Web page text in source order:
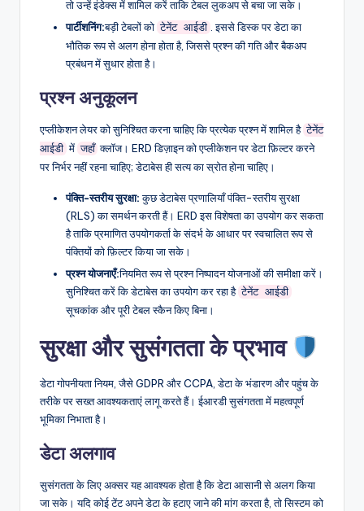
तो उन्हें इंडेक्स में शामिल करें ताकि टेबल लुकअप से बचा जा सके।
पार्टीशनिंग:बड़ी टेबलों को टेनेंट आईडी
. इससे डिस्क पर डेटा का
भौतिक रूप से अलग होना होता है, जिससे प्रश्न की गति और बैकअप
प्रबंधन में सुधार होता है।
प्रश्न अनुकूलन
एप्लीकेशन लेयर को सुनिश्चित करना चाहिए कि प्रत्येक प्रश्न में शामिल है टेनेंट
आईडी में जहाँ क्लॉज। ERD डिज़ाइन को एप्लीकेशन पर डेटा फ़िल्टर करने
पर निर्भर नहीं रहना चाहिए; डेटाबेस ही सत्य का स्रोत होना चाहिए।
पंक्ति-स्तरीय सुरक्षा:कुछ डेटाबेस प्रणालियाँ पंक्ति-स्तरीय सुरक्षा
(RLS) का समर्थन करती हैं। ERD इस विशेषता का उपयोग कर सकता
है ताकि प्रमाणित उपयोगकर्ता के संदर्भ के आधार पर स्वचालित रूप से
पंक्तियों को फ़िल्टर किया जा सके।
प्रश्न योजनाएँ:नियमित रूप से प्रश्न निष्पादन योजनाओं की समीक्षा करें।
सुनिश्चित करें कि डेटाबेस का उपयोग कर रहा है टेनेंट आईडी
सूचकांक और पूरी टेबल स्कैन किए बिना।
सुरक्षा और सुसंगतता के प्रभाव
डेटा गोपनीयता नियम, जैसे GDPR और CCPA, डेटा के भंडारण और पहुंच के
तरीके पर सख्त आवश्यकताएं लागू करते हैं। ईआरडी सुसंगतता में महत्वपूर्ण
भूमिका निभाता है।
डेटा अलगाव
सुसंगतता के लिए अक्सर यह आवश्यक होता है कि डेटा आसानी से अलग किया
जा सके। यदि कोई टेंट अपने डेटा के हटाए जाने की मांग करता है, तो सिस्टम को